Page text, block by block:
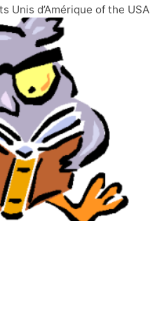
Unis d’Amérique of the USA